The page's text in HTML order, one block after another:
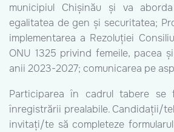
municipiul Chișinău și va
egalitatea de gen și securitatea;
implementarea a Rezoluției
ONU 1325 privind femeile, pacea
anii 2023-2027; comunicarea pe
Participarea în cadrul tabere
înregistrării prealabile. Candidații/
invitați/te să completeze